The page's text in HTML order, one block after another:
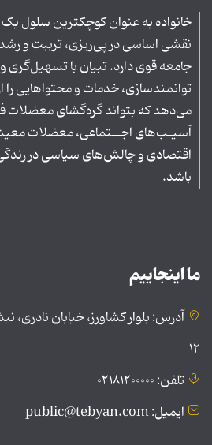
خانواده به عنوان کوچکترین سلول
نقشی اساسی در پی‌ریزی، تربیت و
جامعه قوی دارد. تبیان با تسهیل‌گری و
توانمندسازی، خدمات و محتواهایی را
می‌دهد که بتواند گره‌گشای معضلات
آسیـب‌های اجــتماعی، معضلات
اقتصادی و چالش‌های سیاسی در
باشد.
ما اینجاییم
آدرس: بلوار کشاورز، خیابان
۱۲
تلفن: ۰۲۱۸۱۲۰۰۰۰۰
ایمیل: public@tebyan.com